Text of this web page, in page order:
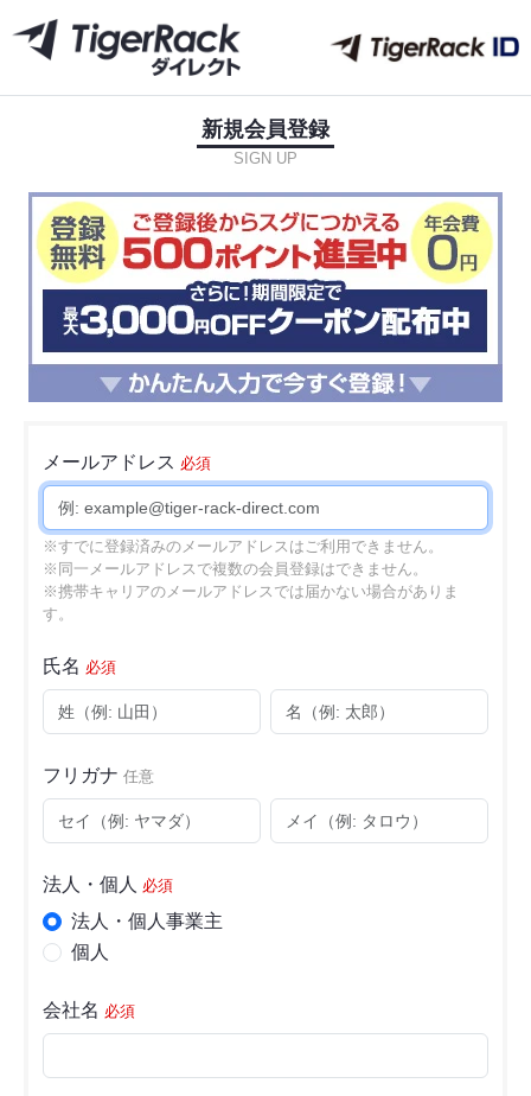
新規会員登録
SIGN UP
メールアドレス 必須
※すでに登録済みのメールアドレスはご利用できません。
※同一メールアドレスで複数の会員登録はできません。
※携帯キャリアのメールアドレスでは届かない場合がありま
す。
氏名 必須
フリガナ 任意
法人・個人 必須
法人・個人事業主
個人
会社名 必須